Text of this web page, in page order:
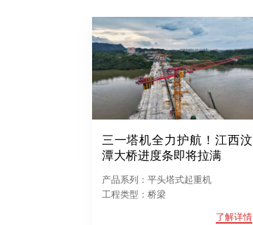
三一塔机全力护航！江西汶
潭大桥进度条即将拉满
产品系列：平头塔式起重机
工程类型：桥梁
了解详情